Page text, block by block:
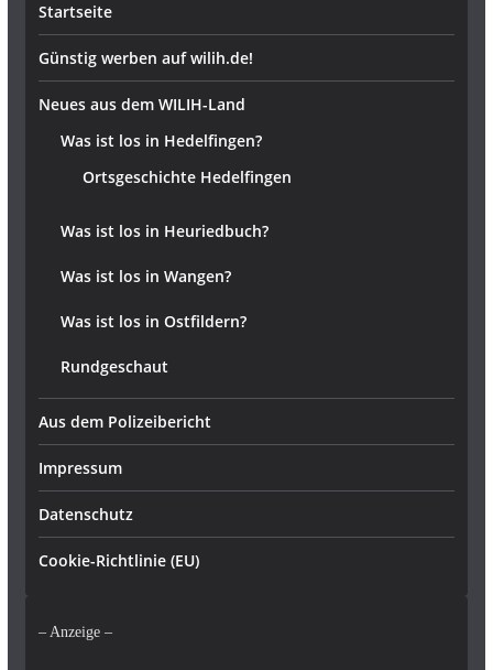
Startseite
Günstig werben auf wilih.de!
Neues aus dem WILIH-Land
Was ist los in Hedelfingen?
Ortsgeschichte Hedelfingen
Was ist los in Heuriedbuch?
Was ist los in Wangen?
Was ist los in Ostfildern?
Rundgeschaut
Aus dem Polizeibericht
Impressum
Datenschutz
Cookie-Richtlinie (EU)
– Anzeige –